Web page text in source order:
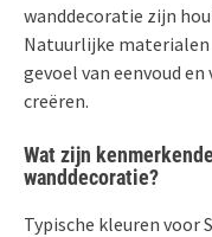
wanddecoratie zijn
Natuurlijke materialen
gevoel van eenvoud
creëren.
Wat zijn
wanddecoratie?
Typische kleuren voor